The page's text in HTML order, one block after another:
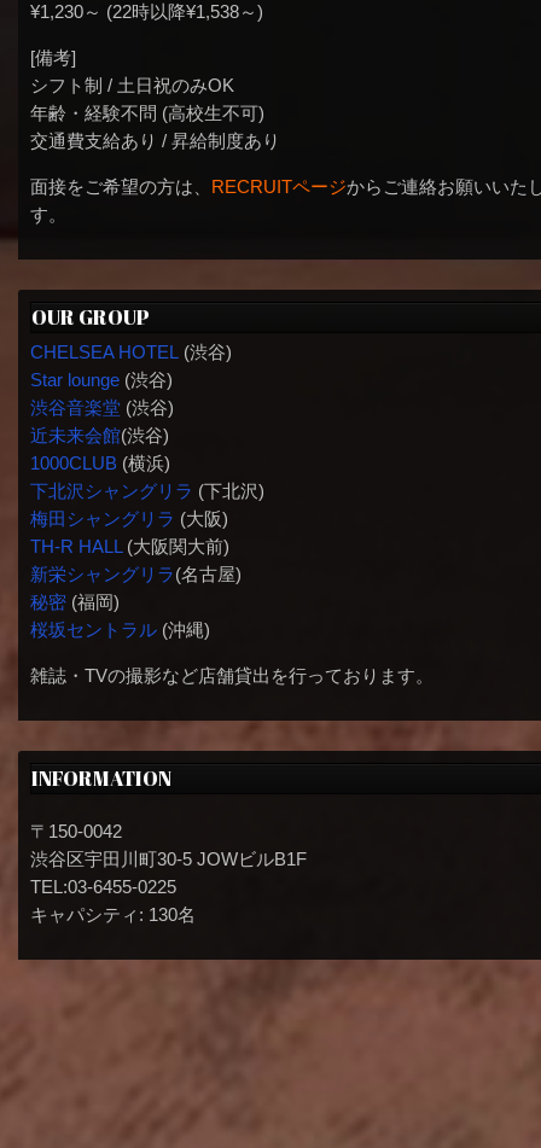
¥1,230～ (22時以降¥1,538～)
[備考]
シフト制 / 土日祝のみOK
年齢・経験不問 (高校生不可)
交通費支給あり / 昇給制度あり
面接をご希望の方は、 RECRUITページからご連絡お願いいた
す。
OUR GROUP
CHELSEA HOTEL (渋谷)
Star lounge(渋谷)
渋谷音楽堂(渋谷)
近未来会館(渋谷)
1000CLUB(横浜)
下北沢シャングリラ (下北沢)
梅田シャングリラ (大阪)
TH-R HALL(大阪関大前)
新栄シャングリラ(名古屋)
秘密(福岡)
桜坂セントラル(沖縄)
雑誌・TVの撮影など店舗貸出を行っております。
INFORMATION
〒150-0042
渋谷区宇田川町30-5 JOWビルB1F
TEL:03-6455-0225
キャパシティ: 130名